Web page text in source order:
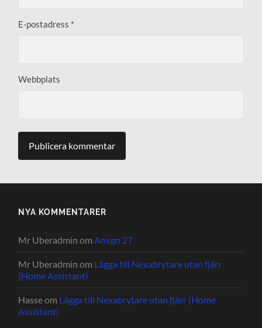
E-postadress *
Webbplats
NYA KOMMENTARER
Mr Uberadmin omAmigo 27
Mr Uberadmin om Lägga till Nexabrytare utan fjärr
(Home Assistant)
Hasseom Lägga till Nexabrytare utan fjärr (Home
Assistant)